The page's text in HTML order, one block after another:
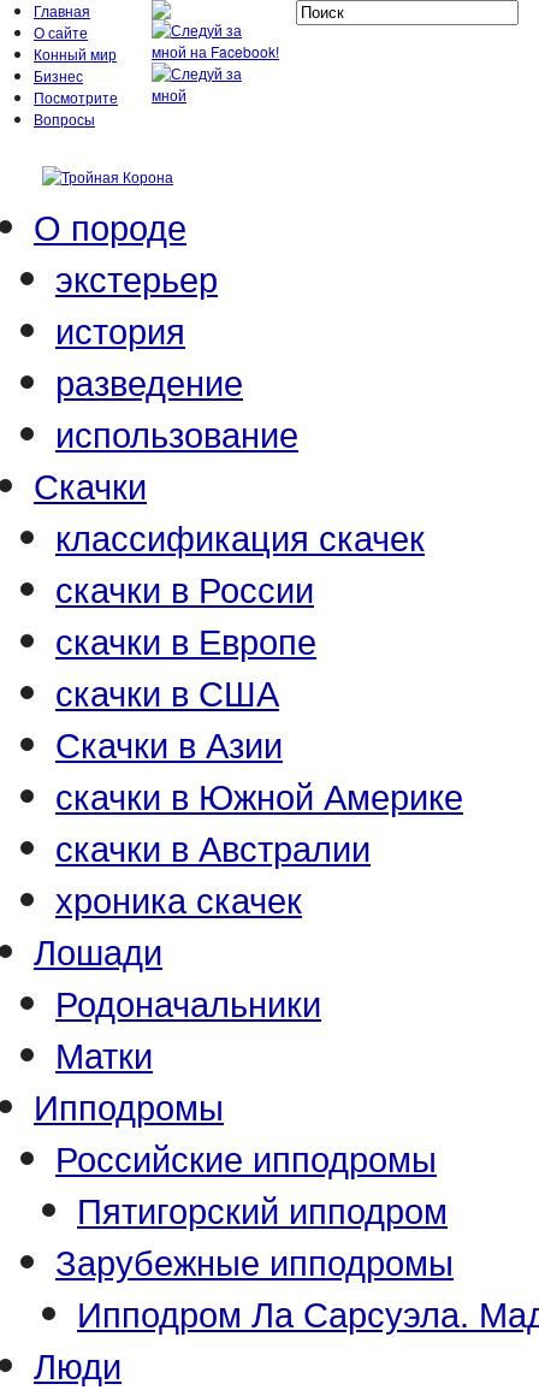
Главная
О сайте
Конный мир
Бизнес
Посмотрите
Вопросы
О породе
экстерьер
история
разведение
использование
Скачки
классификация скачек
скачки в России
скачки в Европе
скачки в США
Скачки в Азии
скачки в Южной Америке
скачки в Австралии
хроника скачек
Лошади
Родоначальники
Матки
Ипподромы
Российские ипподромы
Пятигорский ипподром
Зарубежные ипподромы
Ипподром Ла Сарсуэла.
Люди